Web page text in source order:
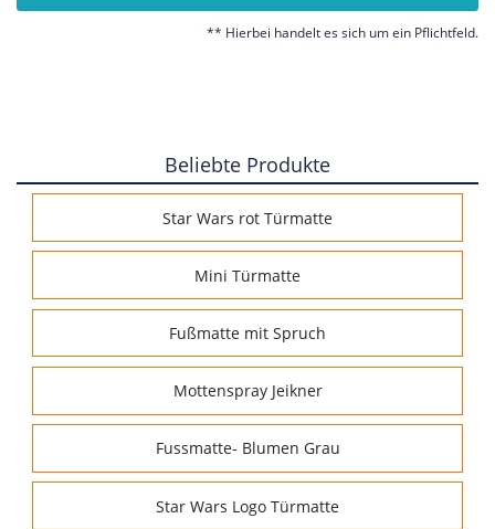
** Hierbei handelt es sich um ein Pflichtfeld.
Beliebte Produkte
Star Wars rot Türmatte
Mini Türmatte
Fußmatte mit Spruch
Mottenspray Jeikner
Fussmatte- Blumen Grau
Star Wars Logo Türmatte